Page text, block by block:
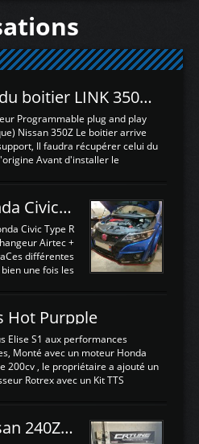
Test du boitier LINK 350Z Plugin ECU
Programmable plug and play
Nissan 350Z Le boitier arrive
Il faudra récupérer celui du
Avant d'installer le
l'information de la large bande
sydney sweeney deepfake
0-5V de l'afr sera connectée sur
Volt 8 et GndAN pour
et Volt car l'information est une
une résistance variable d'un
de brancher le ...
Préparation Honda Civic Type R FK2
Civic Type R
Airtec +
différentes
une fois les
inferieur,
structure ou le
fond plat. Une
est faite sur le
Une alternative
sur Hondata
, Une fois
et les ...
Hot Purpple
Elise S1 aux performances
Monté avec un moteur Honda
200cv , le propriétaire a ajouté un
Rotrex avec un Kit TTS
la puissance de son moteur:
a été ajouté. 300Cv sans
Préparation Nissan 240Z SR20DET